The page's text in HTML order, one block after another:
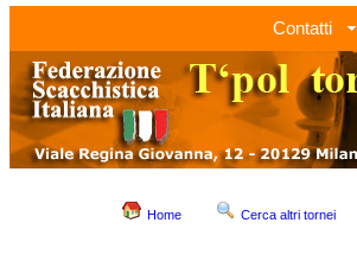
Contatti
Home Cerca altri tornei